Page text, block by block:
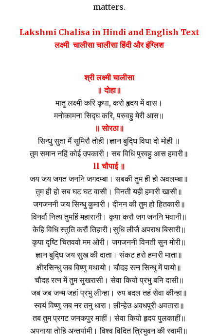
matters.
Lakshmi Chalisa in Hindi and English Text
लक्ष्मी चालीसा चालीसा हिंदी और इंग्लिश
श्री लक्ष्‍मी चालीसा
॥ दोहा॥
मातु लक्ष्मी करि कृपा, करो हृदय में वास।
मनोकामना सिद्घ करि, परुवहु मेरी आस॥
॥ सोरठा॥
सिन्धु सुता मैं सुमिरौ तोही।ज्ञान बुद्घि विघा दो मोही ॥
तुम समान नहिं को‌ई उपकारी। सब विधि पुरवहु आस हमारी॥
ll चौपाई ॥
जय जय जगत जननि जगदम्बा। सबकी तुम ही हो अवलम्बा॥
तुम ही हो सब घट घट वासी। विनती यही हमारी खासी॥
जगजननी जय सिन्धु कुमारी। दीनन की तुम हो हितकारी॥
विनवौं नित्य तुमहिं महारानी। कृपा करौ जग जननि भवानी॥
केहि विधि स्तुति करौं तिहारी।सुधि लीजै अपराध बिसारी॥
कृपा दृष्टि चितववो मम ओरी। जगजननी विनती सुन मोरी॥
ज्ञान बुद्घि जय सुख की दाता। संकट हरो हमारी माता॥
क्षीरसिन्धु जब विष्णु मथायो। चौदह रत्न सिन्धु में पायो॥
चौदह रत्न में तुम सुखरासी। सेवा कियो प्रभु बनि दासी॥
जब जब जन्म जहां प्रभु लीन्हा। रुप बदल तहं सेवा कीन्हा॥
स्वयं विष्णु जब नर तनु धारा। लीन्हे‌उ अवधपुरी अवतारा॥
तब तुम प्रगट जनकपुर माहीं। सेवा कियो हृदय पुलकाहीं॥
अपनाया तोहि अन्तर्यामी। विश्व विदित त्रिभुवन की स्वामी॥